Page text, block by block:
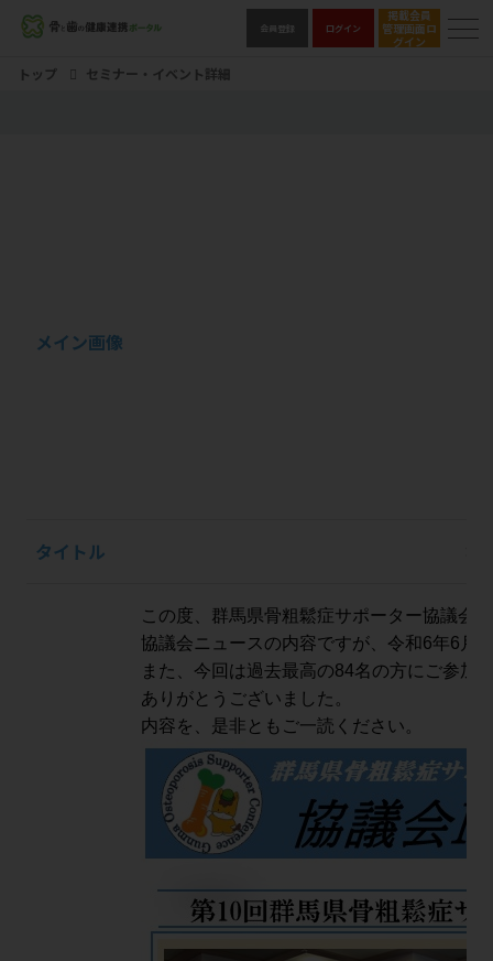
会員登録 ログイン
掲載会員
管理画面ロ
グイン
トップ セミナー・イベント詳細
メイン画像
タイトル
この度、群馬県骨粗鬆症サポーター協議会
協議会ニュースの内容ですが、令和6年6 月
また、今回は過去最高の84名の方にご参加
ありがとうございました。
内容を、是非ともご一読ください。